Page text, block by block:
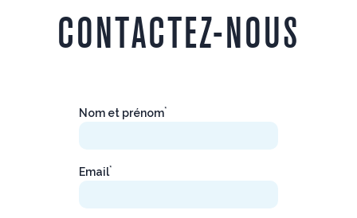
CONTACTEZ-NOUS
Nom et prénom*
Email*